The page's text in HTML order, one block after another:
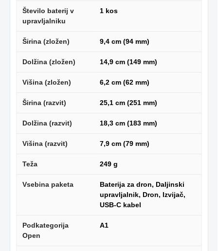
Število baterij v
upravljalniku
1 kos
Širina (zložen) 9,4 cm (94 mm)
Dolžina (zložen) 14,9 cm (149 mm)
Višina (zložen) 6,2 cm (62 mm)
Širina (razvit) 25,1 cm (251 mm)
Dolžina (razvit) 18,3 cm (183 mm)
Višina (razvit) 7,9 cm (79 mm)
Teža 249 g
Vsebina paketa
Baterija za dron, Daljinski
upravljalnik, Dron, Izvijač,
USB-C kabel
Podkategorija
Open
A1